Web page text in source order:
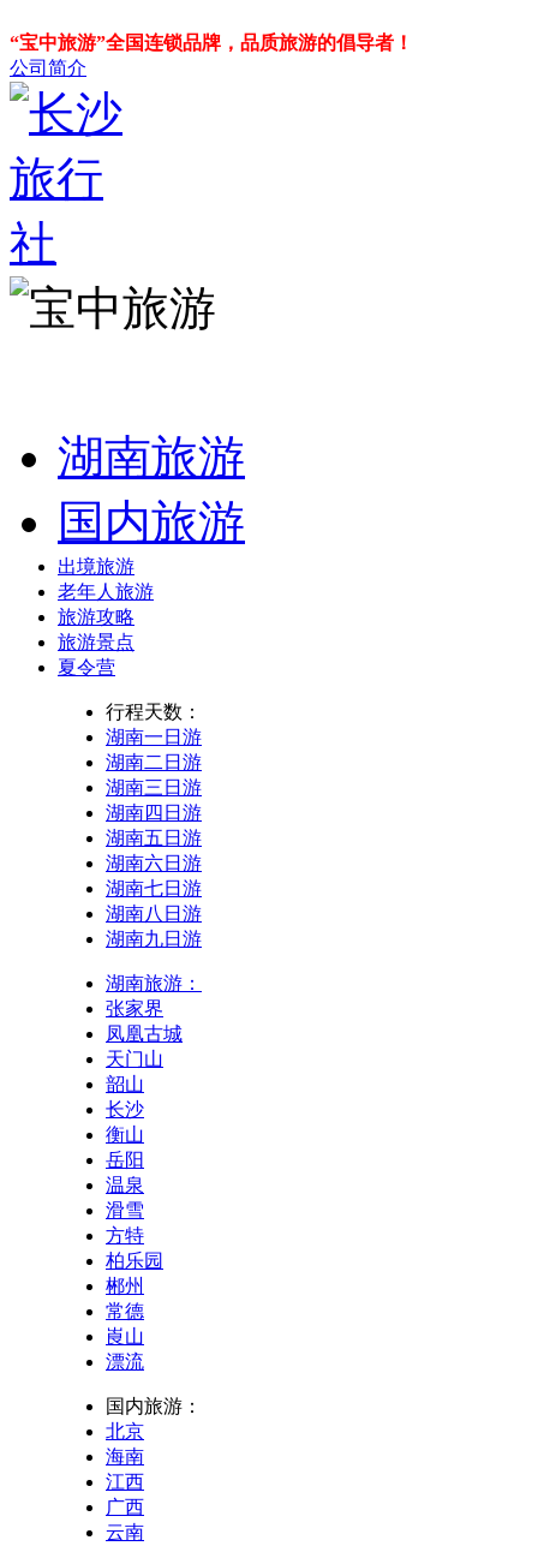
“宝中旅游”全国连锁品牌，品质旅游的倡导者！
公司简介
湖南旅游
国内旅游
出境旅游
老年人旅游
旅游攻略
旅游景点
夏令营
行程天数：
湖南一日游
湖南二日游
湖南三日游
湖南四日游
湖南五日游
湖南六日游
湖南七日游
湖南八日游
湖南九日游
湖南旅游：
张家界
凤凰古城
天门山
韶山
长沙
衡山
岳阳
温泉
滑雪
方特
柏乐园
郴州
常德
崀山
漂流
国内旅游：
北京
海南
江西
广西
云南